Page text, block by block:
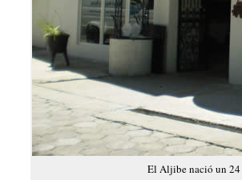
El Aljibe nació un